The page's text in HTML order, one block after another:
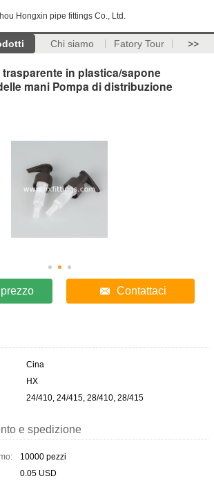
Hongxin pipe fittings Co., Ltd.
Chi siamo Fatory Tour >>
in plastica/sapone
mani Pompa di distribuzione
Contattaci
Cina
HX
24/410, 24/415, 28/410, 28/415
e spedizione
10000 pezzi
0.05 USD